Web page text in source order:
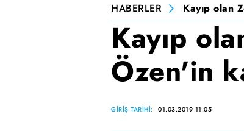
HABERLER Kayıp olan
Kayıp
Özen'in
GİRİŞ TARİHİ: 01.03.2019 11:05